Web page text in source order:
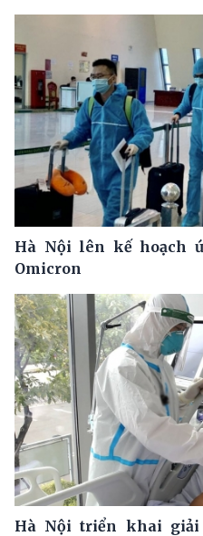
Hà Nội lên kế hoạch
Omicron
Hà Nội triển khai